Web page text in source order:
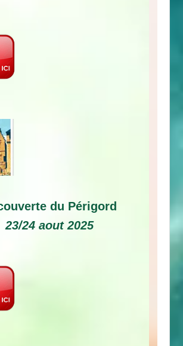
du Périgord
23/24 aout 2025